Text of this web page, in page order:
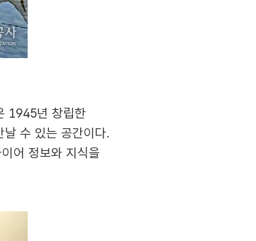
1945년 창립한
수 있는 공간이다.
어 정보와 지식을